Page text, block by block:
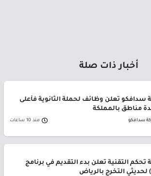
أخبار ذات صلة
سدافكو تعلن وظائف لحملة الثانوية فأعلى
مناطق بالمملكة
سدافكو منذ 10 ساعات
تحكم التقنية تعلن بدء التقديم في برنامج
لحديثي التخرج بالرياض